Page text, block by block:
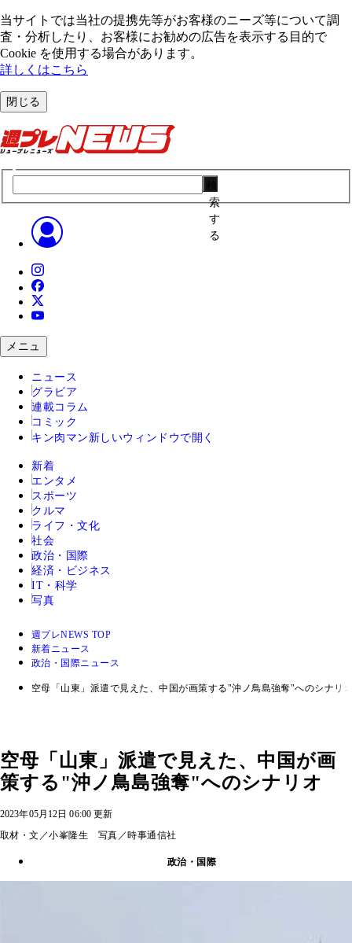
当サイトでは当社の提携先等がお客様のニーズ等について調
査・分析したり、お客様にお勧めの広告を表⽰する⽬的で
Cookie を使⽤する場合があります。
詳しくはこちら
閉じる
索
す
る
メニュ
ニュース
グラビア
連載コラム
コミック
キン肉マン 新しいウィンドウで開く
新着
エンタメ
スポーツ
クルマ
ライフ・文化
社会
政治・国際
経済・ビジネス
IT・科学
写真
週プレNEWS TOP
新着ニュース
政治・国際ニュース
空母「山東」派遣で見えた、中国が画策する"沖ノ鳥島強奪"へのシナリ
空母「山東」派遣で見えた、中国が画
策する"沖ノ鳥島強奪"へのシナリオ
2023年05月12日 06:00 更新
取材・文／小峯隆生 写真／時事通信社
政治・国際